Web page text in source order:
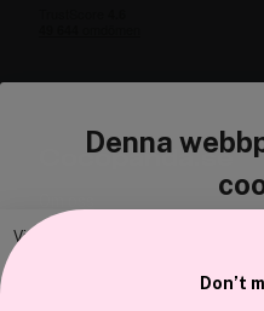
Denna
Vi använder enhetsidentifierare
Cocopanda.se
Don’t